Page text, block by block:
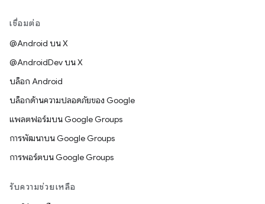
เชื่อมต่อ
@Android บน X
@AndroidDev บน X
บล็อก Android
บล็อกด้านความปลอดภัยของ Google
แพลตฟอร์มบน Google Groups
การพัฒนาบน Google Groups
การพอร์ตบน Google Groups
รับความช่วยเหลือ